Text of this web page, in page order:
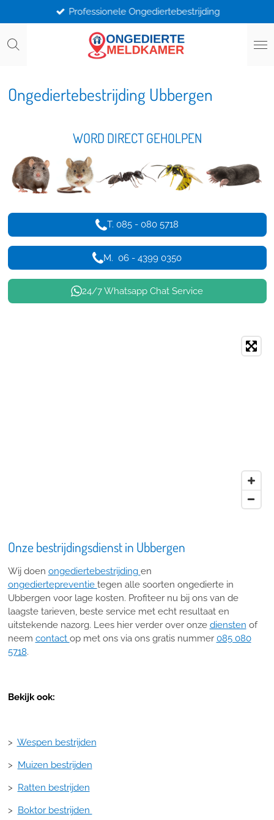
direct
naar
Professionele Ongediertebestrijding
Ongediertebestrijding Ubbergen
WORD DIRECT GEHOLPEN
T. 085 - 080 5718
M. 06 - 4399 0350
24/7 Whatsapp Chat Service
Onze bestrijdingsdienst in Ubbergen
Wij doen ongediertebestrijding en
ongediertepreventie tegen alle soorten ongedierte in
Ubbergen voor lage kosten. Profiteer nu bij ons van de
laagste tarieven, beste service met echt resultaat en
uitstekende nazorg. Lees hier verder over onze diensten of
neem contact op met ons via ons gratis nummer 085 080
5718.
Bekijk ook:
> Wespen bestrijden
> Muizen bestrijden
> Ratten bestrijden
> Boktor bestrijden